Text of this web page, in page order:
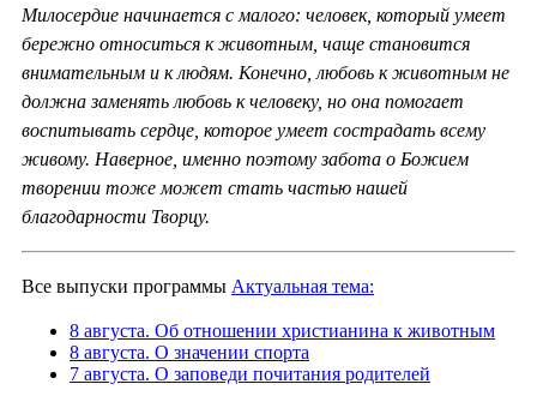
Милосердие начинается с малого: человек, который умеет
бережно относиться к животным, чаще становится
внимательным и к людям. Конечно, любовь к животным не
должна заменять любовь к человеку, но она помогает
воспитывать сердце, которое умеет сострадать всему
живому. Наверное, именно поэтому забота о Божием
творении тоже может стать частью нашей
благодарности Творцу.
Все выпуски программы Актуальная тема:
8 августа. Об отношении христианина к животным
8 августа. О значении спорта
7 августа. О заповеди почитания родителей